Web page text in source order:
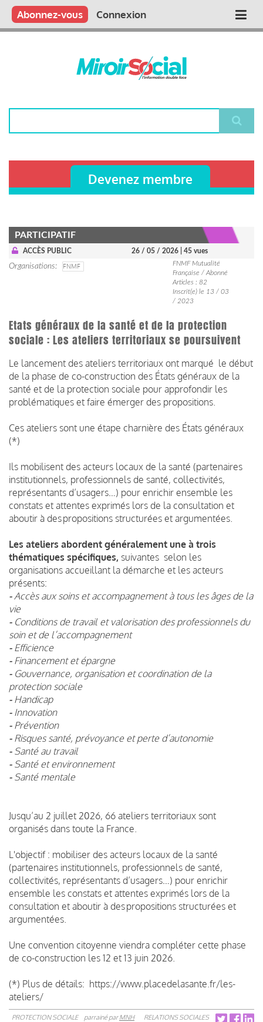
Aller
contenu
Main
Qui sommes nous ?
Vous publiez
Nous publions
Contactez-nous
Abonnez-vous Connexion
Devenez membre
PARTICIPATIF
ACCÈS PUBLIC 26 / 05 / 2026 | 45 vues
Organisations FNMF
FNMF Mutualité
Française / Abonné
Articles : 82
Inscrit(e) le 13 / 03
/ 2023
Etats généraux de la santé et de la protection
sociale : Les ateliers territoriaux se poursuivent
Le lancement des ateliers territoriaux ont marqué le début
de la phase de co-construction des États généraux de la
santé et de la protection sociale pour approfondir les
problématiques et faire émerger des propositions.
Ces ateliers sont une étape charnière des États généraux
(*)
Ils mobilisent des acteurs locaux de la santé (partenaires
institutionnels, professionnels de santé, collectivités,
représentants d’usagers…) pour enrichir ensemble les
constats et attentes exprimés lors de la consultation et
aboutir à des propositions structurées et argumentées.
Les ateliers abordent généralement une à trois
thématiques spécifiques, suivantes selon les
organisations accueillant la démarche et les acteurs
présents:
- Accès aux soins et accompagnement à tous les âges de la
vie
- Conditions de travail et valorisation des professionnels du
soin et de l’accompagnement
- Efficience
- Financement et épargne
- Gouvernance, organisation et coordination de la
protection sociale
- Handicap
- Innovation
- Prévention
- Risques santé, prévoyance et perte d’autonomie
- Santé au travail
- Santé et environnement
- Santé mentale
Jusqu’au 2 juillet 2026, 66 ateliers territoriaux sont
organisés dans toute la France.
L'objectif : mobiliser des acteurs locaux de la santé
(partenaires institutionnels, professionnels de santé,
collectivités, représentants d’usagers…) pour enrichir
ensemble les constats et attentes exprimés lors de la
consultation et aboutir à des propositions structurées et
argumentées.
Une convention citoyenne viendra compléter cette phase
de co-construction les 12 et 13 juin 2026.
(*) Plus de détails: https://www.placedelasante.fr/les-
ateliers/
PROTECTION SOCIALE parrainé parMNH RELATIONS SOCIALES